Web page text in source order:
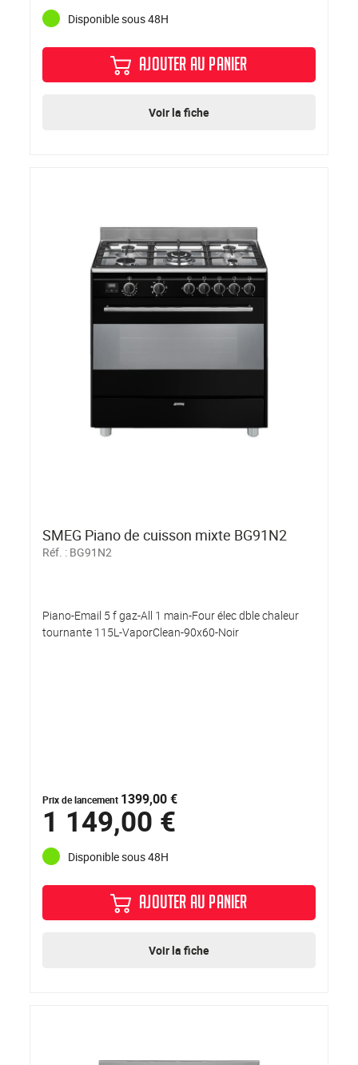
Disponible sous 48H
AJOUTER AU PANIER
Voir la fiche
SMEG Piano de cuisson mixte BG91N2
Réf. : BG91N2
Piano-Email 5 f gaz-All 1 main-Four élec dble chaleur
tournante 115L-VaporClean-90x60-Noir
Prix de lancement 1399,00 €
1 149,00 €
Disponible sous 48H
AJOUTER AU PANIER
Voir la fiche